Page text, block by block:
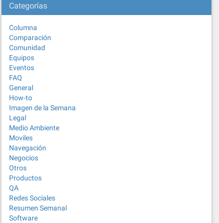
Categorías
Columna
Comparación
Comunidad
Equipos
Eventos
FAQ
General
How-to
Imagen de la Semana
Legal
Medio Ambiente
Moviles
Navegación
Negocios
Otros
Productos
QA
Redes Sociales
Resumen Semanal
Software